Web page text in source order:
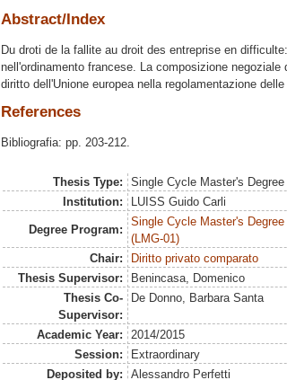
Abstract/Index
Du droti de la fallite au droit des entreprise en
nell'ordinamento francese. La composizione
diritto dell'Unione europea nella regolamentazione
References
Bibliografia: pp. 203-212.
Thesis Type:
Single Cycle Master's
Institution:
LUISS Guido Carli
Degree Program:
Single Cycle Master's
(LMG-01)
Chair:
Diritto privato comparato
Thesis Supervisor:
Benincasa, Domenico
Thesis Co-
Supervisor:
De Donno, Barbara Santa
Academic Year:
2014/2015
Session:
Extraordinary
Deposited by:
Alessandro Perfetti